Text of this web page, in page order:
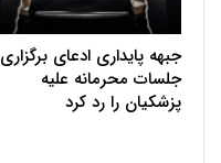
جبهه پایداری ادعای برگزاری
جلسات محرمانه علیه
پزشکیان را رد کرد